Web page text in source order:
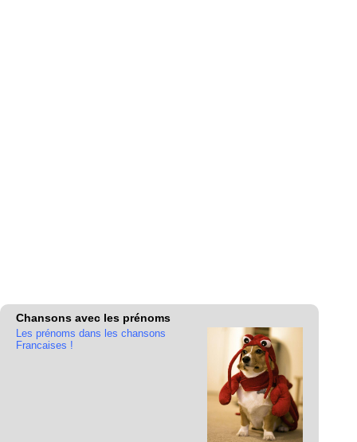
Chansons avec les prénoms
Les prénoms dans les chansons
Francaises !